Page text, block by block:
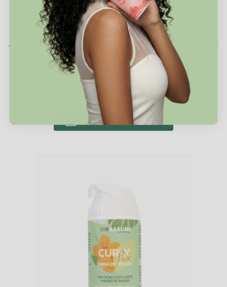
HIDRATA COCOS
341 reseñas
Acondicionador Profundo Con Proteínas
200ml 500ml
AÑADIR AL CARRITO